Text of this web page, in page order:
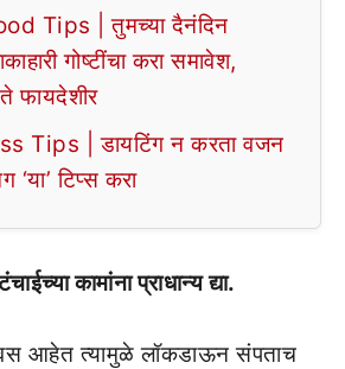
Tips | तुमच्या दैनंदिन
गोष्टींचा करा समावेश,
फायदेशीर
Tips | डायटिंग न करता वजन
टिप्स करा
कामांना प्राधान्य द्या.
आहेत त्यामुळे लॉकडाऊन संपताच